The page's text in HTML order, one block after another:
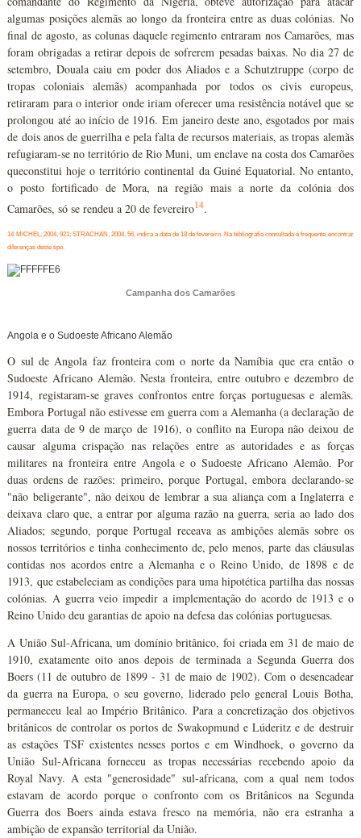
algumas posições alemãs ao longo da fronteira entre as duas colónias. No
final de agosto, as colunas daquele regimento entraram nos Camarões, mas
foram obrigadas a retirar depois de sofrerem pesadas baixas. No dia 27 de
setembro, Douala caiu em poder dos Aliados e a Schutztruppe (corpo de
tropas coloniais alemãs) acompanhada por todos os civis europeus,
retiraram para o interior onde iriam oferecer uma resistência notável que se
prolongou até ao início de 1916. Em janeiro deste ano, esgotados por mais
de dois anos de guerrilha e pela falta de recursos materiais, as tropas alemãs
refugiaram-se no território de Rio Muni, um enclave na costa dos Camarões
queconstitui hoje o território continental da Guiné Equatorial. No entanto,
o posto fortificado de Mora, na região mais a norte da colónia dos
Camarões, só se rendeu a 20 de fevereiro14.
14 MICHEL, 2004, 921; STRACHAN, 2004, 56, indica a data de 18 de fevereiro. Na bibliografia consultada é frequente encontrar
diferenças deste tipo.
Campanha dos Camarões
Angola e o Sudoeste Africano Alemão
O sul de Angola faz fronteira com o norte da Namíbia que era então o
Sudoeste Africano Alemão. Nesta fronteira, entre outubro e dezembro de
1914, registaram-se graves confrontos entre forças portuguesas e alemãs.
Embora Portugal não estivesse em guerra com a Alemanha (a declaração de
guerra data de 9 de março de 1916), o conflito na Europa não deixou de
causar alguma crispação nas relações entre as autoridades e as forças
militares na fronteira entre Angola e o Sudoeste Africano Alemão. Por
duas ordens de razões: primeiro, porque Portugal, embora declarando-se
"não beligerante", não deixou de lembrar a sua aliança com a Inglaterra e
deixava claro que, a entrar por alguma razão na guerra, seria ao lado dos
Aliados; segundo, porque Portugal receava as ambições alemãs sobre os
nossos territórios e tinha conhecimento de, pelo menos, parte das cláusulas
contidas nos acordos entre a Alemanha e o Reino Unido, de 1898 e de
1913, que estabeleciam as condições para uma hipotética partilha das nossas
colónias. A guerra veio impedir a implementação do acordo de 1913 e o
Reino Unido deu garantias de apoio na defesa das colónias portuguesas.
A União Sul-Africana, um domínio britânico, foi criada em 31 de maio de
1910, exatamente oito anos depois de terminada a Segunda Guerra dos
Boers (11 de outubro de 1899 - 31 de maio de 1902). Com o desencadear
da guerra na Europa, o seu governo, liderado pelo general Louis Botha,
permaneceu leal ao Império Britânico. Para a concretização dos objetivos
britânicos de controlar os portos de Swakopmund e Lúderitz e de destruir
as estações TSF existentes nesses portos e em Windhoek, o governo da
União Sul-Africana forneceu as tropas necessárias recebendo apoio da
Royal Navy. A esta "generosidade" sul-africana, com a qual nem todos
estavam de acordo porque o confronto com os Britânicos na Segunda
Guerra dos Boers ainda estava fresco na memória, não era estranha a
ambição de expansão territorial da União.